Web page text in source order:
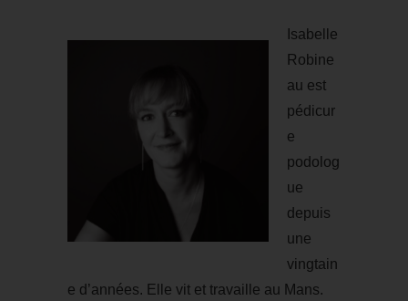
Isabelle
Robine
au est
pédicur
e
podolog
ue
depuis
une
vingtain
e d’années. Elle vit et travaille au Mans.